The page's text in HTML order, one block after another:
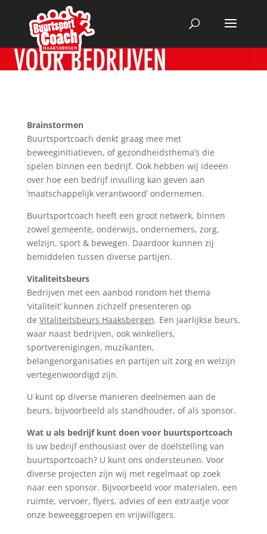
Brainstormen
Buurtsportcoach denkt graag mee met
beweeginitiatieven, of gezondheidsthema’s die
spelen binnen een bedrijf. Ook hebben wij ideeën
over hoe een bedrijf invulling kan geven aan
‘maatschappelijk verantwoord’ ondernemen.
Buurtsportcoach heeft een groot netwerk, binnen
zowel gemeente, onderwijs, ondernemers, zorg,
welzijn, sport & bewegen. Daardoor kunnen zij
bemiddelen tussen diverse partijen.
Vitaliteitsbeurs
Bedrijven met een aanbod rondom het thema
‘vitaliteit’ kunnen zichzelf presenteren op
de Vitaliteitsbeurs Haaksbergen. Een jaarlijkse beurs,
waar naast bedrijven, ook winkeliers,
sportverenigingen, muzikanten,
belangenorganisaties en partijen uit zorg en welzijn
vertegenwoordigd zijn.
U kunt op diverse manieren deelnemen aan de
beurs, bijvoorbeeld als standhouder, of als sponsor.
Wat u als bedrijf kunt doen voor buurtsportcoach
Is uw bedrijf enthousiast over de doelstelling van
buurtsportcoach? U kunt ons ondersteunen. Voor
diverse projecten zijn wij met regelmaat op zoek
naar een sponsor. Bijvoorbeeld voor materialen, een
ruimte, vervoer, flyers, advies of een extraatje voor
onze beweeggroepen en vrijwilligers.